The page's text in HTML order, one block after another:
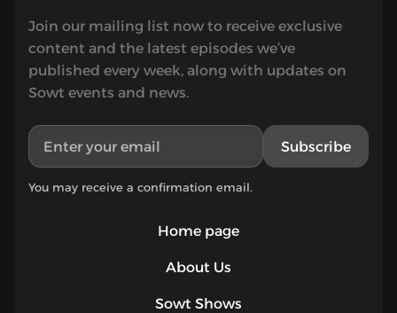
Home page
About Us
Sowt Shows
Join our mailing list now to receive exclusive
content and the latest episodes we’ve
published every week, along with updates on
Sowt events and news.
Subscribe
You may receive a confirmation email.